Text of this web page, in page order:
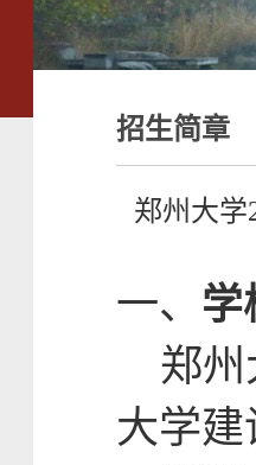
招生简章
郑州大学
一、 学
郑州
大学